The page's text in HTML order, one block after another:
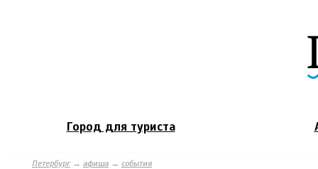
Город для туриста
Петербург→ афиша → события